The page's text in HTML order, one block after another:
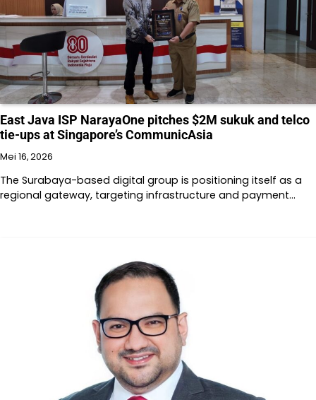
East Java ISP NarayaOne pitches $2M sukuk and telco
tie-ups at Singapore’s CommunicAsia
Mei 16, 2026
The Surabaya-based digital group is positioning itself as a
regional gateway, targeting infrastructure and payment…